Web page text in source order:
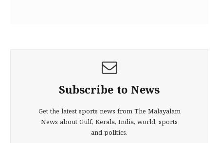
Subscribe to News
Get the latest sports news from The Malayalam
News about Gulf, Kerala, India, world, sports
and politics.